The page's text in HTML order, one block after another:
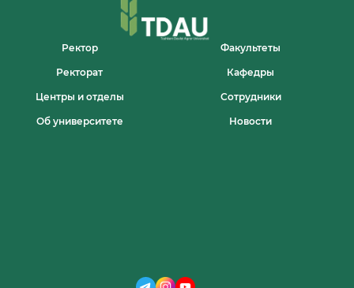
Ректор Факультеты
Ректорат Кафедры
Центры и отделы Сотрудники
Об университете Новости